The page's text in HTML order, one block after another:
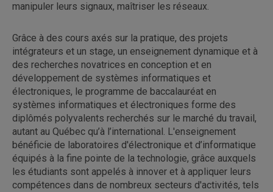
manipuler leurs signaux, maîtriser les réseaux.
Grâce à des cours axés sur la pratique, des projets
intégrateurs et un stage, un enseignement dynamique et à
des recherches novatrices en conception et en
développement de systèmes informatiques et
électroniques, le programme de baccalauréat en
systèmes informatiques et électroniques forme des
diplômés polyvalents recherchés sur le marché du travail,
autant au Québec qu’à l’international. L'enseignement
bénéficie de laboratoires d'électronique et d’informatique
équipés à la fine pointe de la technologie, grâce auxquels
les étudiants sont appelés à innover et à appliquer leurs
compétences dans de nombreux secteurs d'activités, tels